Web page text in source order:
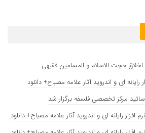
حجت الاسلام و المسلمین فقیهی
مرکز تخصصی فلسفه برگزار شد